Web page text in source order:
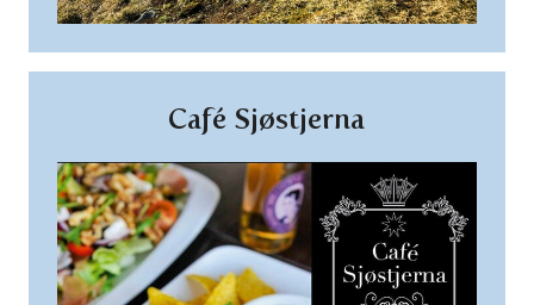
Café Sjøstjerna